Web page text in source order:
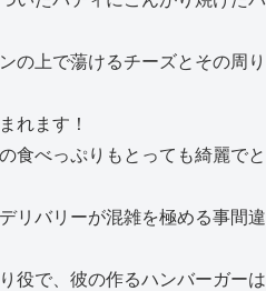
の上で蕩けるチーズとその周り
れます！
食べっぷりもとっても綺麗でと
リバリーが混雑を極める事間違
役で、彼の作るハンバーガーは